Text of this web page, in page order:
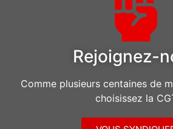
Rejoignez-
Comme plusieurs centaines de
choisissez la